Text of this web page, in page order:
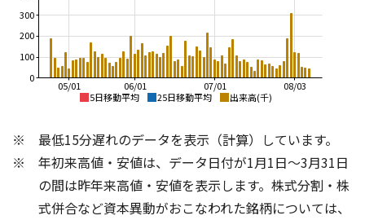
5日移動平均 25日移動平均 出来高(千)
08/03
07/01
06/01
05/01
0
100
200
300
2,500
3,000
2,500
3,000
最低15分遅れのデータを表示（計算）しています。
年初来高値・安値は、データ日付が1月1日～3月31日
の間は昨年来高値・安値を表示します。株式分割・株
式併合など資本異動がおこなわれた銘柄については、